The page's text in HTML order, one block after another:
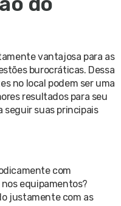
vantajosa para as
burocráticas. Dessa
no local podem ser uma
resultados para seu
seguir suas principais
com
equipamentos?
justamente com as